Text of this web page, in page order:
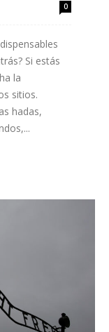
0
Si estás
la
sitios.
hadas,